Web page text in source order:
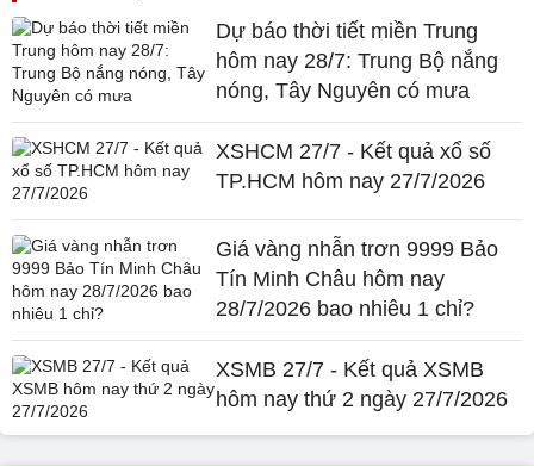
Dự báo thời tiết miền Trung
hôm nay 28/7: Trung Bộ nắng
nóng, Tây Nguyên có mưa
XSHCM 27/7 - Kết quả xổ số
TP.HCM hôm nay 27/7/2026
Giá vàng nhẫn trơn 9999 Bảo
Tín Minh Châu hôm nay
28/7/2026 bao nhiêu 1 chỉ?
XSMB 27/7 - Kết quả XSMB
hôm nay thứ 2 ngày 27/7/2026